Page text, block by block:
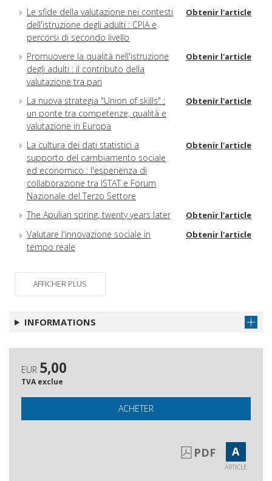
Le sfide della valutazione nei contesti
dell'istruzione degli adulti : CPIA e
percorsi di secondo livello
Obtenir l'article
Promuovere la qualità nell'istruzione
degli adulti : il contributo della
valutazione tra pari
Obtenir l'article
La nuova strategia "Union of skills" :
un ponte tra competenze, qualità e
valutazione in Europa
Obtenir l'article
La cultura dei dati statistici a
supporto del cambiamento sociale
ed economico : l'esperienza di
collaborazione tra ISTAT e Forum
Nazionale del Terzo Settore
Obtenir l'article
The Apulian spring, twenty years later Obtenir l'article
Valutare l'innovazione sociale in
tempo reale
Obtenir l'article
per la gestione integrata della
Integration for Generative Evaluation
L'utilizzo della valutazione in un
processo iterativo di supporto alla
programmazione: il caso del Fondo
Nuove Competenze
Obtenir l'article
Evaluating micro-credentials in
Europe & Southeast Asia
AFFICHER PLUS
INFORMATIONS
EUR 5,00
TVA exclue
ACHETER
PDF A
ARTICLE